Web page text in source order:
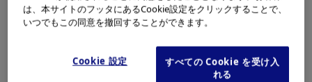
は、本サイトのフッタにあるCookie設定をクリックすることで、
いつでもこの同意を撤回することができます。
Cookie 設定
すべての Cookie を受け入
れる